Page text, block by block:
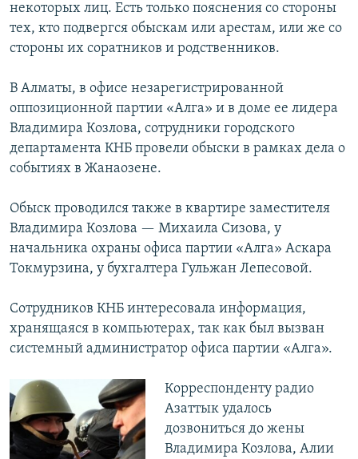
некоторых лиц. Есть только пояснения со стороны
тех, кто подвергся обыскам или арестам, или же со
стороны их соратников и родственников.
В Алматы, в офисе незарегистрированной
оппозиционной партии «Алга» и в доме ее лидера
Владимира Козлова, сотрудники городского
департамента КНБ провели обыски в рамках дела о
cобытиях в Жанаозене.
Обыск проводился также в квартире заместителя
Владимира Козлова — Михаила Сизова, у
начальника охраны офиса партии «Алга» Аскара
Токмурзина, у бухгалтера Гульжан Лепесовой.
Сотрудников КНБ интересовала информация,
хранящаяся в компьютерах, так как был вызван
системный администратор офиса партии «Алга».
Корреспонденту радио
Азаттык удалось
дозвониться до жены
Владимира Козлова, Алии